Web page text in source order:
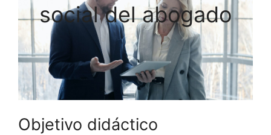
social del abogado
Objetivo didáctico